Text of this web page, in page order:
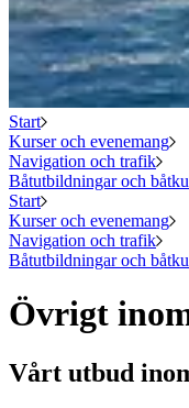
Start
Kurser och evenemang
Navigation och trafik
Båtutbildningar och
Start
Kurser och evenemang
Navigation och trafik
Båtutbildningar och
Övrigt
Vårt utbud